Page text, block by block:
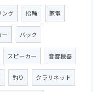
ング 指輪 家電
ー バック
スピーカー 音響機器
釣り クラリネット